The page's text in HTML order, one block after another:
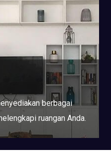
berbagai
ruangan Anda.